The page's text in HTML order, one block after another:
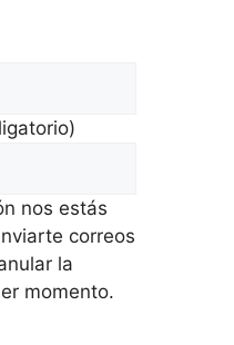
nos estás
correos
la
momento.